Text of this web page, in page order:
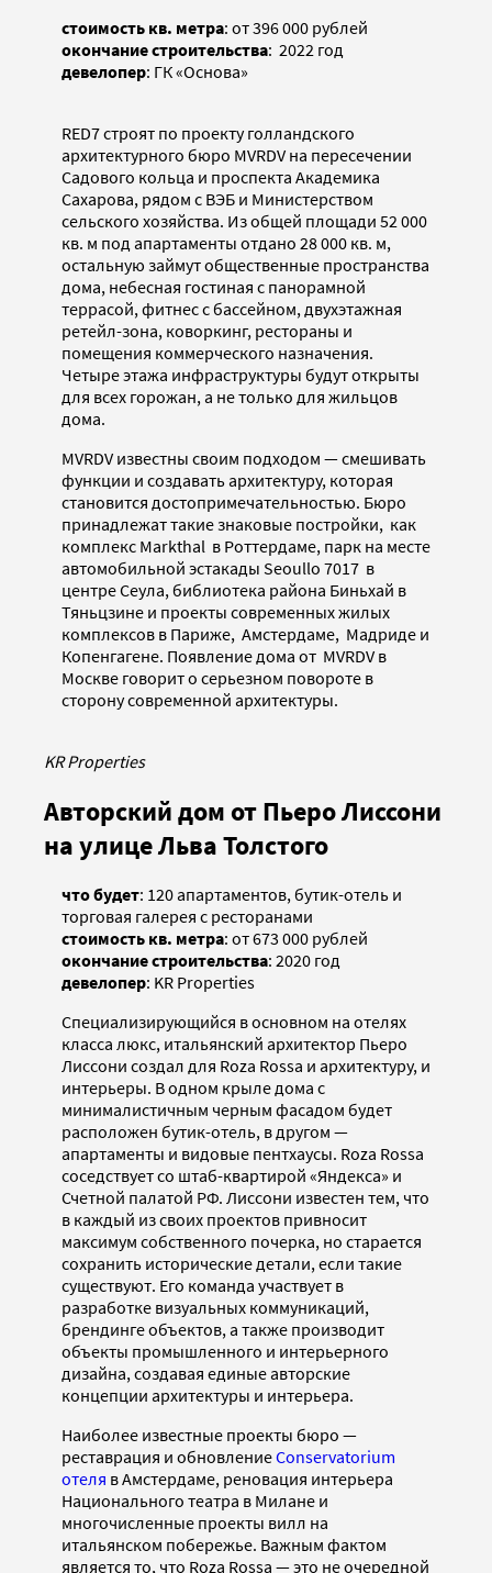
стоимость кв. метра: от 396 000 рублей
окончание строительства: 2022 год
девелопер: ГК «Основа»
RED7 cтроят по проекту голландского
архитектурного бюро MVRDV на пересечении
Садового кольца и проспекта Академика
Сахарова, рядом с ВЭБ и Министерством
сельского хозяйства. Из общей площади 52 000
кв. м под апартаменты отдано 28 000 кв. м,
остальную займут общественные пространства
дома, небесная гостиная с панорамной
террасой, фитнес с бассейном, двухэтажная
ретейл-зона, коворкинг, рестораны и
помещения коммерческого назначения.
Четыре этажа инфраструктуры будут открыты
для всех горожан, а не только для жильцов
дома.
MVRDV известны своим подходом — смешивать
функции и создавать архитектуру, которая
становится достопримечательностью. Бюро
принадлежат такие знаковые постройки, как
комплекс Markthal в Роттердаме, парк на месте
автомобильной эстакады Seoullo 7017 в
центре Сеула, библиотека района Биньхай в
Тяньцзине и проекты современных жилых
комплексов в Париже, Амстердаме, Мадриде и
Копенгагене. Появление дома от MVRDV в
Москве говорит о серьезном повороте в
сторону современной архитектуры.
KR Properties
Авторский дом от Пьеро Лиссони
на улице Льва Толстого
что будет: 120 апартаментов, бутик-отель и
торговая галерея с ресторанами
стоимость кв. метра: от 673 000 рублей
окончание строительства: 2020 год
девелопер: KR Properties
Специализирующийся в основном на отелях
класса люкс, итальянский архитектор Пьеро
Лиссони создал для Roza Rossa и архитектуру, и
интерьеры. В одном крыле дома с
минималистичным черным фасадом будет
расположен бутик-отель, в другом —
апартаменты и видовые пентхаусы. Roza Rossa
соседствует со штаб-квартирой «Яндекса» и
Счетной палатой РФ. Лиссони известен тем, что
в каждый из своих проектов привносит
максимум собственного почерка, но старается
сохранить исторические детали, если такие
существуют. Его команда участвует в
разработке визуальных коммуникаций,
брендинге объектов, а также производит
объекты промышленного и интерьерного
дизайна, создавая единые авторские
концепции архитектуры и интерьера.
Наиболее известные проекты бюро —
реставрация и обновлениеConservatorium
отеля в Амстердаме, реновация интерьера
Национального театра в Милане и
многочисленные проекты вилл на
итальянском побережье. Важным фактом
является то, что Roza Rossa — это не очередной